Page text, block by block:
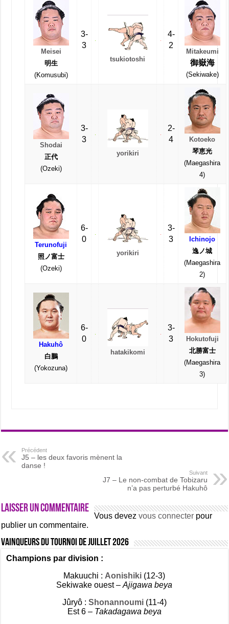
Meisei
明生
(Komusubi)
3-
3
tsukiotoshi
4-
2
Mitakeumi
御嶽海
(Sekiwake)
Shodai
正代
(Ozeki)
3-
3
yorikiri
2-
4
Kotoeko
琴恵光
(Maegashira
4)
Terunofuji
照ノ富士
(Ozeki)
6-
0
yorikiri
3-
3
Ichinojo
逸ノ城
(Maegashira
2)
Hakuhô
白鵬
(Yokozuna)
6-
0
hatakikomi
3-
3
Hokutofuji
北勝富士
(Maegashira
3)
Précédent
J5 – les deux favoris mènent la
danse !
Suivant
J7 – Le non-combat de Tobizaru
n’a pas perturbé Hakuhô
Laisser un commentaire
Vous devezvous connecter pour
publier un commentaire.
Vainqueurs du tournoi de Juillet 2026
Champions par division :
Makuuchi : Aonishiki (12-3)
Sekiwake ouest –Ajigawa beya
Jûryô : Shonannoumi (11-4)
Est 6 – Takadagawa beya